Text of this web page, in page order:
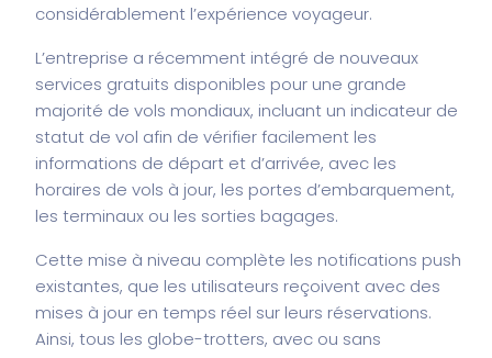
considérablement l’expérience voyageur.
L’entreprise a récemment intégré de nouveaux
services gratuits disponibles pour une grande
majorité de vols mondiaux, incluant un indicateur de
statut de vol afin de vérifier facilement les
informations de départ et d’arrivée, avec les
horaires de vols à jour, les portes d’embarquement,
les terminaux ou les sorties bagages.
Cette mise à niveau complète les notifications push
existantes, que les utilisateurs reçoivent avec des
mises à jour en temps réel sur leurs réservations.
Ainsi, tous les globe-trotters, avec ou sans